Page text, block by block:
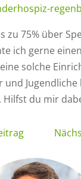
zu 75% über
ich gerne
solche
und
du mir